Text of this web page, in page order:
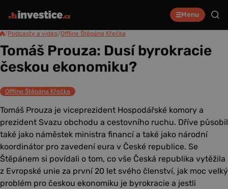
Menu
/Podcasty a videa/Offline Štěpána Křečka
Tomáš Prouza: Dusí byrokracie
českou ekonomiku?
Offline Štěpána Křečka
Tomáš Prouza je viceprezident Hospodářské komory a
prezident Svazu obchodu a cestovního ruchu. Dříve působil
také jako náměstek ministra financí a také jako národní
koordinátor pro zavedení eura v České republice. Se
Štěpánem si povídali o tom, co vše Česká republika vytěžila
z Evropské unie za první 20 let svého členství, jak moc velký
problém pro českou ekonomiku je byrokracie a jestli